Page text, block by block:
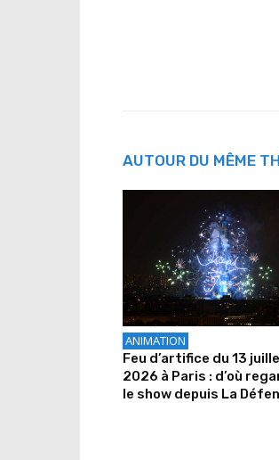
AUTOUR DU MÊME
ANIMATION
Feu d’artifice du 13
2026 à Paris : d’où
le show depuis La